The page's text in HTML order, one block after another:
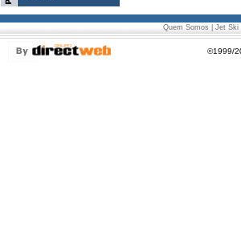
Quem Somos Jet Ski
©1999/